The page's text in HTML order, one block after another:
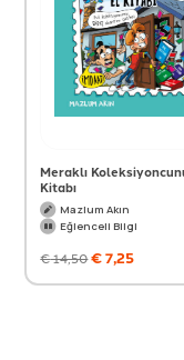
Meraklı
Kitabı
Mazlum Akın
Eğlenceli Bilgi
€14,50€7,25